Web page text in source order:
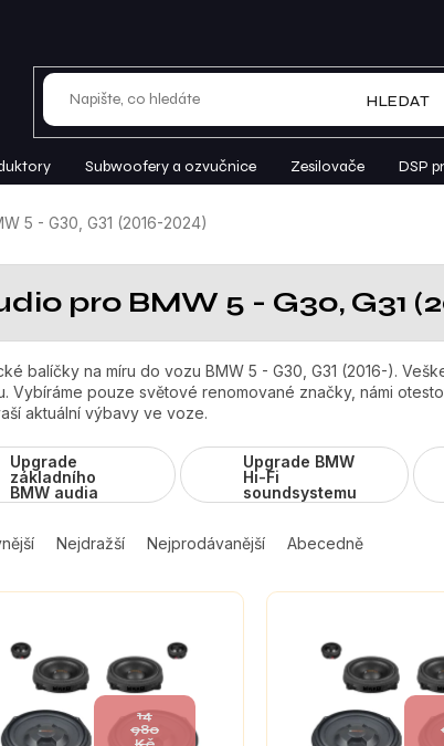
HLEDAT
Subwoofery a ozvučnice Zesilovače DSP
5 - G30, G31 (2016-2024)
pro BMW 5 - G30, G31
balíčky na míru do vozu BMW 5 - G30, G31 (2016-).
Vybíráme pouze světové renomované značky, námi
aktuální výbavy ve voze.
Upgrade
základního
BMW audia
Upgrade BMW
Hi-Fi
soundsystemu
Nejdražší Nejprodávanější Abecedně
14
980